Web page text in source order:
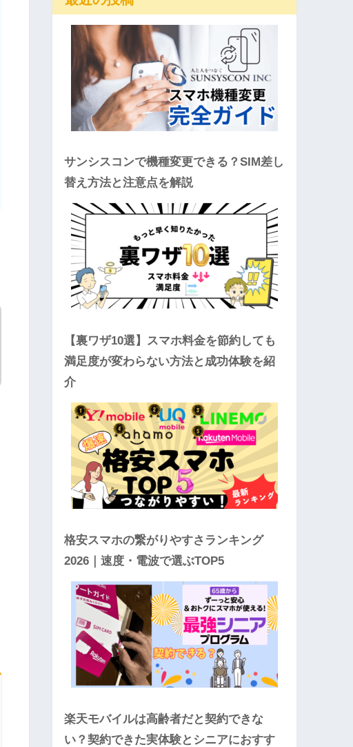
サンシスコンで機種変更できる？SIM差し
替え方法と注意点を解説
【裏ワザ10選】スマホ料金を節約しても
満足度が変わらない方法と成功体験を紹
介
格安スマホの繋がりやすさランキング
2026｜速度・電波で選ぶTOP5
楽天モバイルは高齢者だと契約できな
い？契約できた実体験とシニアにおすす